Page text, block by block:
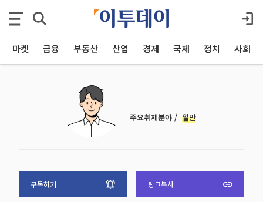
마켓 금융 부동산 산업 경제 국제 정치 사회
주요취재분야 / 일반
구독하기 링크복사